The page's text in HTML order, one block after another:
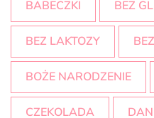
BABECZKI BEZ
BEZ LAKTOZY
BOŻE NARODZENIE
CZEKOLADA